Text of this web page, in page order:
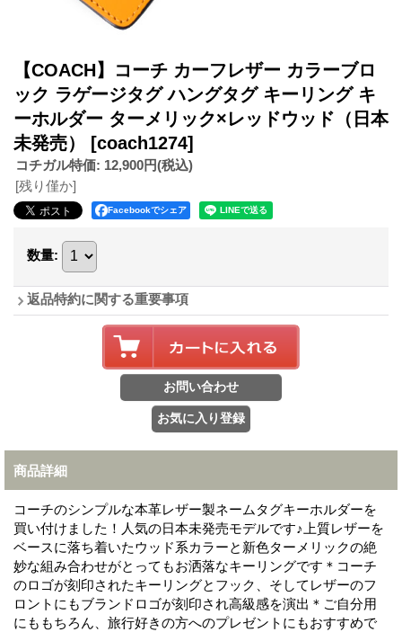
【COACH】コーチ カーフレザー カラーブロ
ック ラゲージタグ ハングタグ キーリング キ
ーホルダー ターメリック×レッドウッド（日本
未発売） [coach1274]
コチガル特価: 12,900円(税込)
[残り僅か]
Facebookでシェア
数量:
返品特約に関する重要事項
商品詳細
コーチのシンプルな本革レザー製ネームタグキーホルダーを
買い付けました！人気の日本未発売モデルです♪上質レザーを
ベースに落ち着いたウッド系カラーと新色ターメリックの絶
妙な組み合わせがとってもお洒落なキーリングです＊コーチ
のロゴが刻印されたキーリングとフック、そしてレザーのフ
ロントにもブランドロゴが刻印され高級感を演出＊ご自分用
にももちろん、旅行好きの方へのプレゼントにもおすすめで